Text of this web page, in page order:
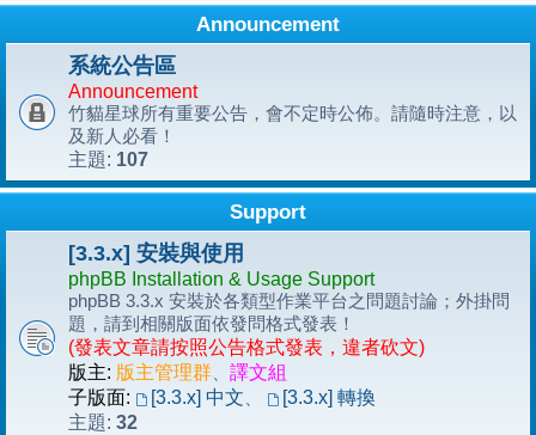
Announcement
系統公告區
Announcement
竹貓星球所有重要公告，會不定時公佈。請隨時注意，以
及新人必看！
主題: 107
Support
[3.3.x] 安裝與使用
phpBB Installation & Usage Support
phpBB 3.3.x 安裝於各類型作業平台之問題討論；外掛問
題，請到相關版面依發問格式發表！
(發表文章請按照公告格式發表，違者砍文)
版主: 版主管理群
譯文組
子版面:
[3.3.x] 中文
[3.3.x] 轉換
主題: 32